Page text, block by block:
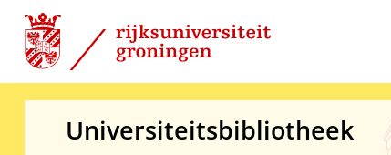
Skip
Content
Skip
Navigation
Universiteitsbibliotheek